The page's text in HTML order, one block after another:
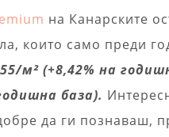
на Канарските
които само преди
м² (+8,42% на
база).
да ги познаваш,